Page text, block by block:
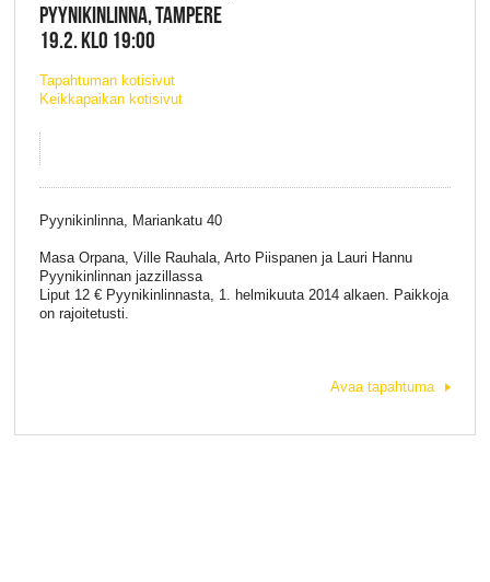
PYYNIKINLINNA, TAMPERE
19.2. KLO 19:00
Tapahtuman kotisivut
Keikkapaikan kotisivut
Pyynikinlinna, Mariankatu 40
Masa Orpana, Ville Rauhala, Arto Piispanen ja Lauri Hannu
Pyynikinlinnan jazzillassa
Liput 12 € Pyynikinlinnasta, 1. helmikuuta 2014 alkaen. Paikkoja
on rajoitetusti.
Avaa tapahtuma